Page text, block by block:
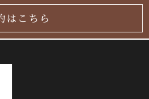
はこちら